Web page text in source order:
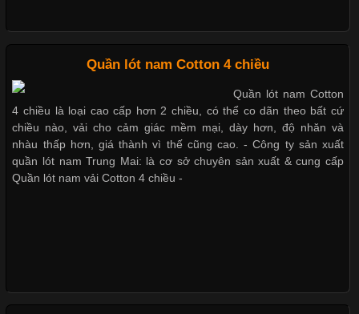
Chất Liệu Bamboo Xu Hướng Mới Trong Ngành Thời Trang
Cập nhật 2026-05-21 14:59:25
Trong những năm gần đây, vải Bamboo đang trở thành một
trong những chất liệu được yêu thích trong ngành thời trang
nhờ đặc tính mềm mại, thoáng khí và thân thiện với môi trường.
Không chỉ được ứng dụng trong quần áo thường ngày, loại vải
Giặt và bảo quản quần lót nam đúng cách
Mẫu quần lót nam giá rẻ sốt hè 2017
Những mẩu quần lót nam thông dụng hiện nay
Quần lót nam Cotton 4 chiều
Quần lót nam Cotton
4 chiều là loại cao cấp hơn 2 chiều, có thể co dãn theo bất cứ
chiều nào, vải cho cảm giác mềm mại, dày hơn, độ nhăn và
nhàu thấp hơn, giá thành vì thế cũng cao. - Công ty sản xuất
quần lót nam Trung Mai: là cơ sở chuyên sản xuất & cung cấp
Quần lót nam vải Cotton 4 chiều -